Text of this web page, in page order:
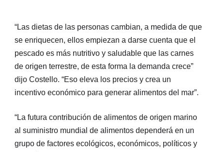
“Las dietas de las personas cambian, a medida de que
se enriquecen, ellos empiezan a darse cuenta que el
pescado es más nutritivo y saludable que las carnes
de origen terrestre, de esta forma la demanda crece”
dijo Costello. “Eso eleva los precios y crea un
incentivo económico para generar alimentos del mar”.
“La futura contribución de alimentos de origen marino
al suministro mundial de alimentos dependerá en un
grupo de factores ecológicos, económicos, políticos y